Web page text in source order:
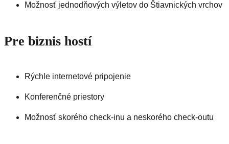
Možnosť jednodňových výletov do Štiavnických vrchov
Pre biznis hostí
Rýchle internetové pripojenie
Konferenčné priestory
Možnosť skorého check-inu a neskorého check-outu